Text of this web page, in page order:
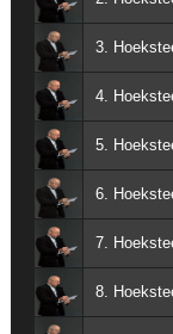
3.
4.
6.
7.
8.